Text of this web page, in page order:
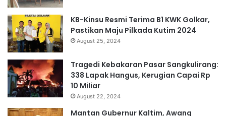
KB-Kinsu Resmi Terima B1 KWK Golkar,
Pastikan Maju Pilkada Kutim 2024
August 25, 2024
Tragedi Kebakaran Pasar Sangkulirang:
338 Lapak Hangus, Kerugian Capai Rp
10 Miliar
August 22, 2024
Mantan Gubernur Kaltim, Awang